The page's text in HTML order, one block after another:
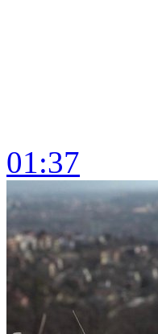
01:37